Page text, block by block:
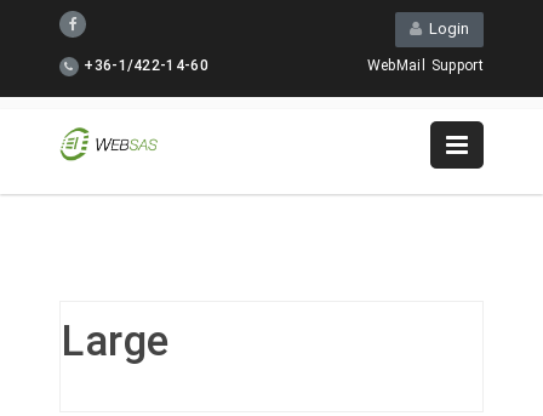
Login
+36-1/422-14-60 WebMail Support
Large